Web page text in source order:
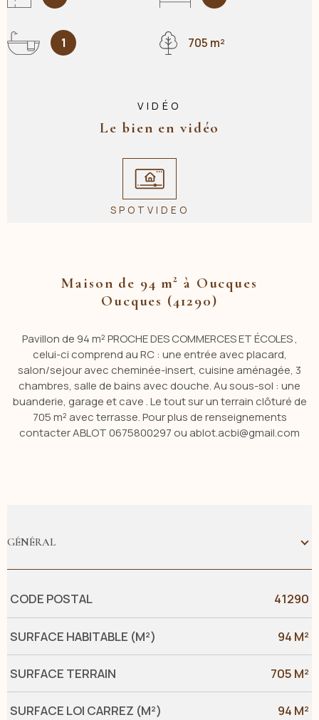
1 705 m²
VIDÉO
Le bien en vidéo
SPOTVIDEO
Maison de 94 m² à Oucques
Oucques (41290)
Pavillon de 94 m² PROCHE DES COMMERCES ET ÉCOLES ,
celui-ci comprend au RC : une entrée avec placard,
salon/sejour avec cheminée-insert, cuisine aménagée, 3
chambres, salle de bains avec douche. Au sous-sol : une
buanderie, garage et cave . Le tout sur un terrain clôturé de
705 m² avec terrasse. Pour plus de renseignements
contacter ABLOT 0675800297 ou ablot.acbi@gmail.com
GÉNÉRAL
Caractérisque Valeurs
CODE POSTAL 41290
SURFACE HABITABLE (M²) 94 M²
SURFACE TERRAIN 705 M²
SURFACE LOI CARREZ (M²) 94 M²